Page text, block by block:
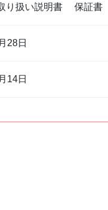
り扱い説明書 保証書
28日
14日